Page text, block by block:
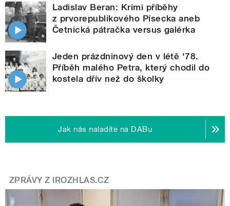
Ladislav Beran: Krimi příběhy
z prvorepublikového Písecka aneb
Četnická pátračka versus galérka
Jeden prázdninový den v létě '78.
Příběh malého Petra, který chodil do
kostela dřív než do školky
Jak nás naladíte na DABu
ZPRÁVY Z IROZHLAS.CZ